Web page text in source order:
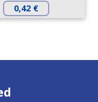
0,42 €